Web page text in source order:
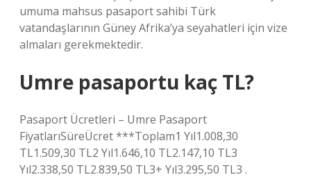
umuma mahsus pasaport sahibi Türk
vatandaşlarının Güney Afrika’ya seyahatleri için vize
almaları gerekmektedir.
Umre pasaportu kaç TL?
Pasaport Ücretleri – Umre Pasaport
FiyatlarıSüreÜcret ***Toplam1 Yıl1.008,30
TL1.509,30 TL2 Yıl1.646,10 TL2.147,10 TL3
Yıl2.338,50 TL2.839,50 TL3+ Yıl3.295,50 TL3 .